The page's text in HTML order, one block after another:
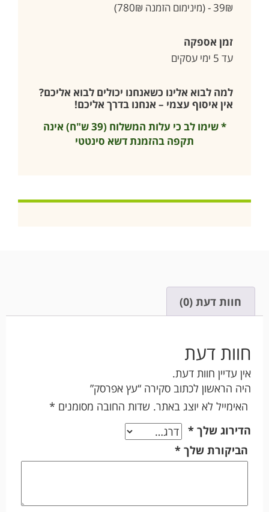
39₪ - (מינימום הזמנה 780₪)
זמן אספקה
עד 5 ימי עסקים
למה לבוא אלינו כשאנחנו יכולים לבוא אליכם?
אין איסוף עצמי – אנחנו בדרך אליכם!
* שימו לב כי עלות המשלוח (39 ש"ח) אינה
תקפה בהזמנת דשא סינטטי
חוות דעת (0)
חוות דעת
אין עדיין חוות דעת.
היה הראשון לכתוב סקירה “עץ אפרסק”
האימייל לא יוצג באתר. שדות החובה מסומנים *
הדירוג שלך *
הביקורת שלך *